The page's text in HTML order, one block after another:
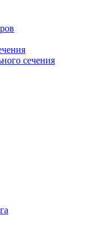
сечения